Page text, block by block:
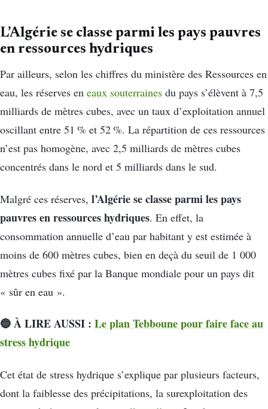
L’Algérie se classe parmi les pays pauvres
en ressources hydriques
Par ailleurs, selon les chiffres du ministère des Ressources en
eau, les réserves en eaux souterraines du pays s’élèvent à 7,5
milliards de mètres cubes, avec un taux d’exploitation annuel
oscillant entre 51 % et 52 %. La répartition de ces ressources
n’est pas homogène, avec 2,5 milliards de mètres cubes
concentrés dans le nord et 5 milliards dans le sud.
Malgré ces réserves, l’Algérie se classe parmi les pays
pauvres en ressources hydriques. En effet, la
consommation annuelle d’eau par habitant y est estimée à
moins de 600 mètres cubes, bien en deçà du seuil de 1 000
mètres cubes fixé par la Banque mondiale pour un pays dit
« sûr en eau ».
🔵 À LIRE AUSSI : Le plan Tebboune pour faire face au
stress hydrique
Cet état de stress hydrique s’explique par plusieurs facteurs,
dont la faiblesse des précipitations, la surexploitation des